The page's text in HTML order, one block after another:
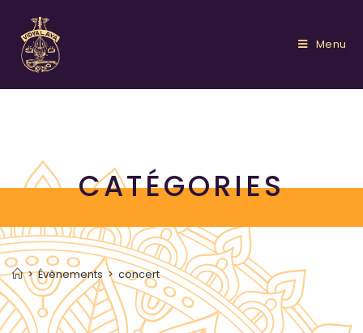
Menu
CATÉGORIES
> Évènements > concert